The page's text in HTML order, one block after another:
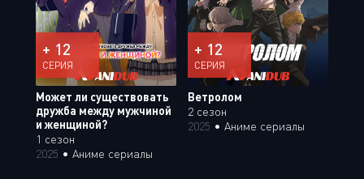
+ 12
СЕРИЯ
Может ли существовать
дружба между мужчиной
и женщиной?
1 сезон
2025 • Аниме сериалы
+ 12
СЕРИЯ
Ветролом
2 сезон
2025 • Аниме сериалы